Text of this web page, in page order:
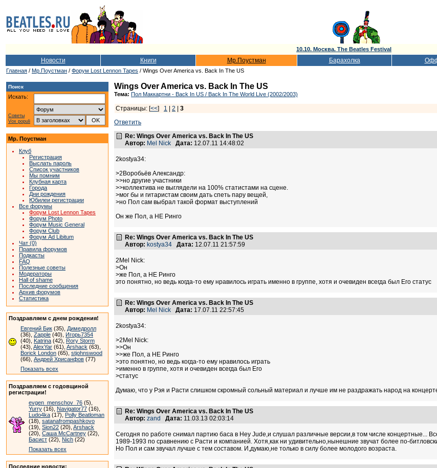
10.10. Москва. The Beatles Festival
Новости Книги Мр.Поустман Барахолка
Главная / Мр.Поустман / Форум Lost Lennon Tapes / Wings Over America vs. Back In The US
Поиск
Искать:
Советы
Vox populi
Мр. Поустман
Клуб
Регистрация
Выслать пароль
Список участников
Мы помним
Клубная карта
Города
Дни рождения
Юбилеи регистрации
Все форумы
Форум Lost Lennon Tapes
Форум Photo
Форум Music General
Форум Club
Форум Ad Libitum
Чат (0)
Правила форумов
Подкасты
FAQ
Полезные советы
Модераторы
Hall of shame
Последние сообщения
Архив форумов
Статистика
Поздравляем с днем рождения!
Евгений Бик (35), Димедролл
(36), Zapple (40), Игорь7354
(40), Katrina (42), Rory Storm
(43), AlexYar (61), Arshack (63),
Borick London (65), stjohnswood
(66), Андрей Хрисанфов (77)
Показать всех
Поздравляем с годовщиной
регистрации!
evgen_menschov_76 (5),
Yurry (16), Navigator77 (16),
Ludo4ka (17), Polly Beatloman
(18), satanafrompashkovo
(19), Sion22 (20), Arshack
(20), Саша McCartney (22),
Басист (22), Nich (22)
Показать всех
Последние новости:
Wings Over America vs. Back In The US
Тема: Пол Маккартни - Back In US / Back In The World Live (2002/2003)
Страницы: [<<] 1 2
3
Ответить
Re: Wings Over America vs. Back In The US
Автор: Mel Nick Дата: 12.07.11 14:48:02
2kostya34:
>2Воробьёв Александр:
>>но другие участники
>>коллектива не выглядели на 100% статистами на сцене.
>мог бы и гитаристам своим дать спеть пару вещей,
>но Пол сам выбрал такой формат выступлений
Он же Пол, а НЕ Ринго
Re: Wings Over America vs. Back In The US
Автор: kostya34 Дата: 12.07.11 21:57:59
2Mel Nick:
>Он
>же Пол, а НЕ Ринго
это понятно, но ведь когда-то ему нравилось играть именно в группе, хотя и очевиден всегда был Его статус
Re: Wings Over America vs. Back In The US
Автор: Mel Nick Дата: 17.07.11 22:57:45
2kostya34:
>2Mel Nick:
>>Он
>>же Пол, а НЕ Ринго
>это понятно, но ведь когда-то ему нравилось играть
>именно в группе, хотя и очевиден всегда был Его
>статус
Думаю, что у Рэя и Расти слишком скромный сольный материал и лучше им не раздражать народ на
Re: Wings Over America vs. Back In The US
Автор: zand Дата: 11.03.13 02:03:14
Сегодня по работе снимал партию баса в Hey Jude,и слушал различные версии,в том числе концертные...
1989-1993 по сравнению с Расти и компанией. Хотя,как ни удивительно,нынешние звучат более по-
Но Пол и сам звучал лучше с тем составом. И,думаю,не только в силу более молодого возраста.